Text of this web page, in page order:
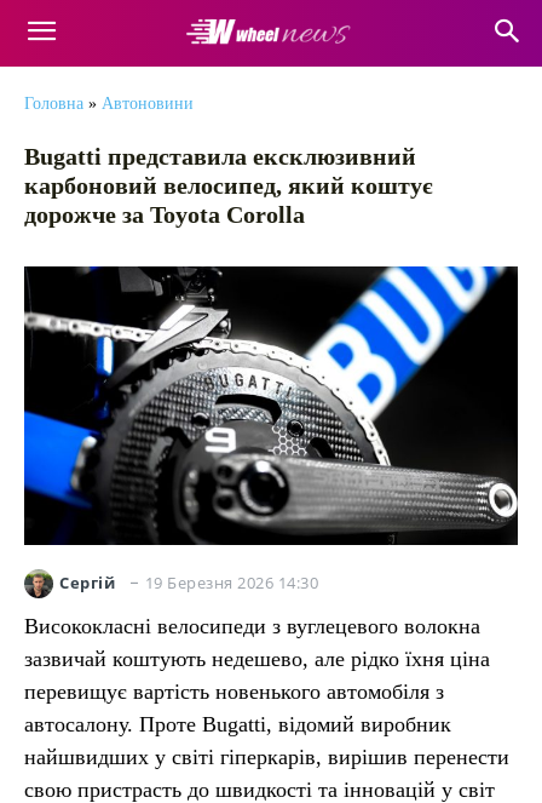
Головна » Автоновини
Bugatti представила ексклюзивний
карбоновий велосипед, який коштує
дорожче за Toyota Corolla
Сергій 19 Березня 2026 14:30
Висококласні велосипеди з вуглецевого волокна
зазвичай коштують недешево, але рідко їхня ціна
перевищує вартість новенького автомобіля з
автосалону. Проте Bugatti, відомий виробник
найшвидших у світі гіперкарів, вирішив перенести
свою пристрасть до швидкості та інновацій у світ